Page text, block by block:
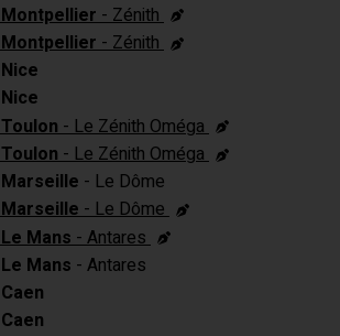
Montpellier - Zénith
Montpellier- Zénith
Nice
Nice
Toulon - Le Zénith Oméga
Toulon- Le Zénith Oméga
Marseille - Le Dôme
Marseille- Le Dôme
Le Mans - Antares
Le Mans - Antares
Caen
Caen